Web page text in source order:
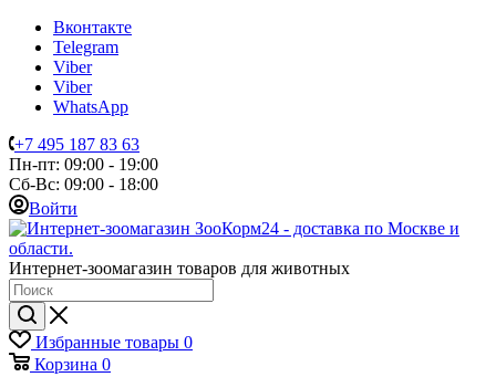
Вконтакте
Telegram
Viber
Viber
WhatsApp
+7 495 187 83 63
Пн-пт: 09:00 - 19:00
Сб-Вс: 09:00 - 18:00
Войти
Интернет-зоомагазин товаров для животных
Избранные товары 0
Корзина 0